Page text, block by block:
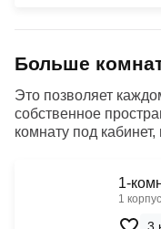
Больше
Это позволяет
собственное
комнату под
1-
1